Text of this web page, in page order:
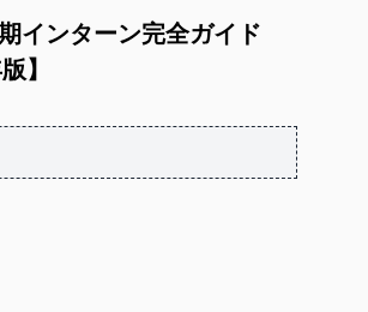
インターン完全ガイド
】